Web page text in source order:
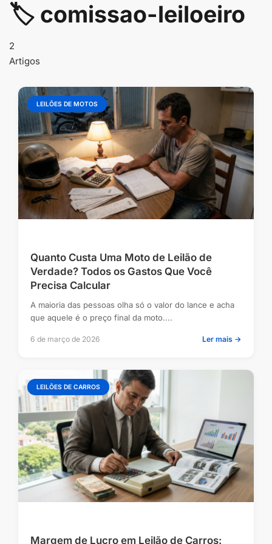
🏷️ comissao-leiloeiro
2
Artigos
LEILÕES DE MOTOS
Quanto Custa Uma Moto de Leilão de
Verdade? Todos os Gastos Que Você
Precisa Calcular
A maioria das pessoas olha só o valor do lance e acha
que aquele é o preço final da moto....
6 de março de 2026 Ler mais →
LEILÕES DE CARROS
Margem de Lucro em Leilão de Carros: